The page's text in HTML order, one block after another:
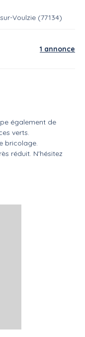
Voulzie (77134)
1 annonce
également de
verts.
bricolage.
réduit. N'hésitez